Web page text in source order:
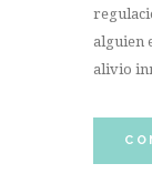
alguien
alivio